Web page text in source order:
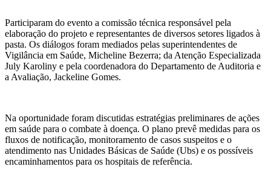
Participaram do evento a comissão técnica responsável pela
elaboração do projeto e representantes de diversos setores ligados à
pasta. Os diálogos foram mediados pelas superintendentes de
Vigilância em Saúde, Micheline Bezerra; da Atenção Especializada
July Karoliny e pela coordenadora do Departamento de Auditoria e
a Avaliação, Jackeline Gomes.
Na oportunidade foram discutidas estratégias preliminares de ações
em saúde para o combate à doença. O plano prevê medidas para os
fluxos de notificação, monitoramento de casos suspeitos e o
atendimento nas Unidades Básicas de Saúde (Ubs) e os possíveis
encaminhamentos para os hospitais de referência.